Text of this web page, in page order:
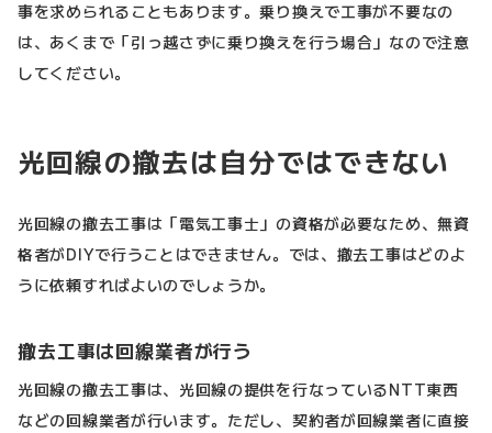
事を求められることもあります。乗り換えで工事が不要なの
は、あくまで「引っ越さずに乗り換えを行う場合」なので注意
してください。
光回線の撤去は自分ではできない
光回線の撤去工事は「電気工事士」の資格が必要なため、無資
格者がDIYで行うことはできません。では、撤去工事はどのよ
うに依頼すればよいのでしょうか。
撤去工事は回線業者が行う
光回線の撤去工事は、光回線の提供を行なっているNTT東西
などの回線業者が行います。ただし、契約者が回線業者に直接